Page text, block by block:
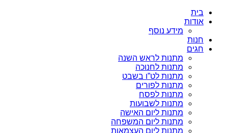
בית
אודות
מידע נוסף
חנות
חגים
מתנות לראש השנה
מתנות לחנוכה
מתנות לט”ו בשבט
מתנות לפורים
מתנות לפסח
מתנות לשבועות
מתנות ליום האישה
מתנות ליום המשפחה
מתנות ליום העצמאות